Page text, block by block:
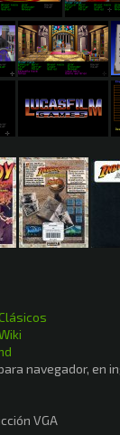
navegador, en
VGA